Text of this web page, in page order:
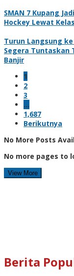
SMAN 7 Kupang
Hockey Lewat
Turun Langsung
Segera Tuntaskan
Banjir
1
2
3
…
1,687
Berikutnya
No More Posts
No more pages to
View More
Berita